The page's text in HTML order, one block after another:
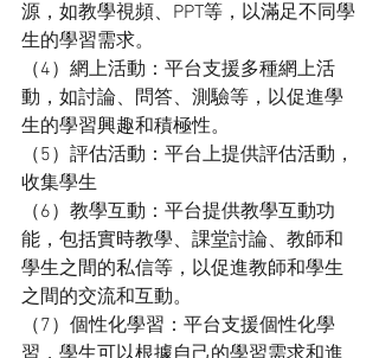
源，如教學視頻、PPT等，以滿足不同學
生的學習需求。
（4）網上活動：平台支援多種網上活
動，如討論、問答、測驗等，以促進學
生的學習興趣和積極性。
（5）評估活動：平台上提供評估活動，
收集學生
（6）教學互動：平台提供教學互動功
能，包括實時教學、課堂討論、教師和
學生之間的私信等，以促進教師和學生
之間的交流和互動。
（7）個性化學習：平台支援個性化學